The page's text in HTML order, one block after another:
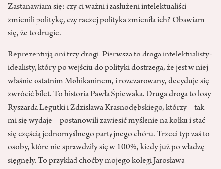
Zastanawiam się: czy ci ważni i zasłużeni intelektualiści
zmienili politykę, czy raczej polityka zmieniła ich? Obawiam
się, że to drugie.
Reprezentują oni trzy drogi. Pierwsza to droga intelektualisty-
idealisty, który po wejściu do polityki dostrzega, że jest w niej
właśnie ostatnim Mohikaninem, i rozczarowany, decyduje się
zwrócić bilet. To historia Pawła Śpiewaka. Druga droga to losy
Ryszarda Legutki i Zdzisława Krasnodębskiego, którzy – tak
mi się wydaje – postanowili zawiesić myślenie na kołku i stać
się częścią jednomyślnego partyjnego chóru. Trzeci typ zaś to
osoby, które nie sprawdziły się w 100%, kiedy już po władzę
sięgnęły. To przykład choćby mojego kolegi Jarosława